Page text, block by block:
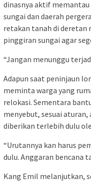
dinasnya aktif
sungai dan daerah
retakan tanah di deretan
pinggiran sungai agar
“Jangan menunggu
Adapun saat peninjaun
meminta warga yang
relokasi. Sementara
menyebut, sesuai aturan,
diberikan terlebih dulu
“Urutannya kan harus
dulu. Anggaran bencana
Kang Emil melanjutkan,